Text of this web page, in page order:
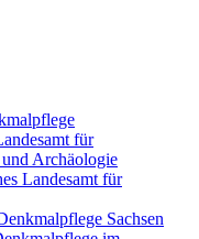
für
Archäologie
Landesamt für
Sachsen